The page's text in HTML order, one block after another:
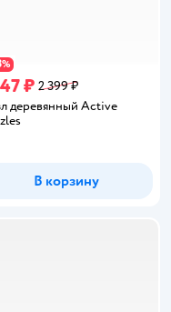
%
₽ 2 399 ₽
деревянный Active
В корзину